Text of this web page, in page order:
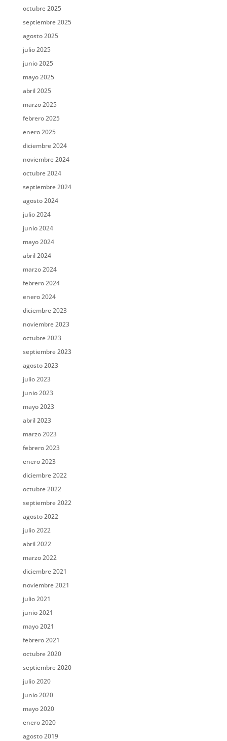
octubre 2025
septiembre 2025
agosto 2025
julio 2025
junio 2025
mayo 2025
abril 2025
marzo 2025
febrero 2025
enero 2025
diciembre 2024
noviembre 2024
octubre 2024
septiembre 2024
agosto 2024
julio 2024
junio 2024
mayo 2024
abril 2024
marzo 2024
febrero 2024
enero 2024
diciembre 2023
noviembre 2023
octubre 2023
septiembre 2023
agosto 2023
julio 2023
junio 2023
mayo 2023
abril 2023
marzo 2023
febrero 2023
enero 2023
diciembre 2022
octubre 2022
septiembre 2022
agosto 2022
julio 2022
abril 2022
marzo 2022
diciembre 2021
noviembre 2021
julio 2021
junio 2021
mayo 2021
febrero 2021
octubre 2020
septiembre 2020
julio 2020
junio 2020
mayo 2020
enero 2020
agosto 2019